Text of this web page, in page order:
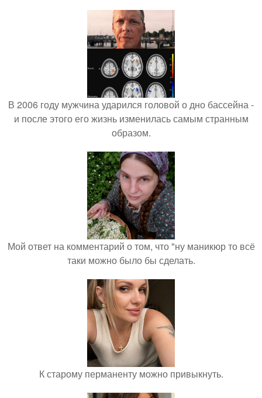
В 2006 году мужчина ударился головой о дно бассейна -
и после этого его жизнь изменилась самым странным
образом.
Мой ответ на комментарий о том, что "ну маникюр то всё
таки можно было бы сделать.
К старому перманенту можно привыкнуть.